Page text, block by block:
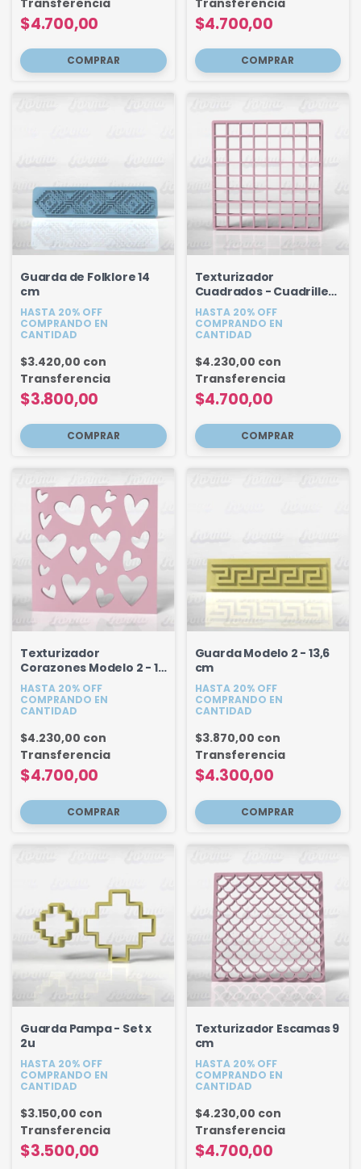
$4.700,00 $4.700,00
Guarda de Folklore 14
cm
HASTA 20% OFF
COMPRANDO EN
CANTIDAD
$3.800,00
$3.420,00 con
Transferencia
Texturizador
Cuadrados - Cuadrille
9.4 cm
HASTA 20% OFF
COMPRANDO EN
CANTIDAD
$4.700,00
$4.230,00 con
Transferencia
Texturizador
Corazones Modelo 2 - 12
cm
HASTA 20% OFF
COMPRANDO EN
CANTIDAD
$4.700,00
$4.230,00 con
Transferencia
Guarda Modelo 2 - 13,6
cm
HASTA 20% OFF
COMPRANDO EN
CANTIDAD
$4.300,00
$3.870,00 con
Transferencia
Guarda Pampa - Set x
2u
HASTA 20% OFF
COMPRANDO EN
CANTIDAD
$3.500,00
$3.150,00 con
Transferencia
Texturizador Escamas 9
cm
HASTA 20% OFF
COMPRANDO EN
CANTIDAD
$4.700,00
$4.230,00 con
Transferencia